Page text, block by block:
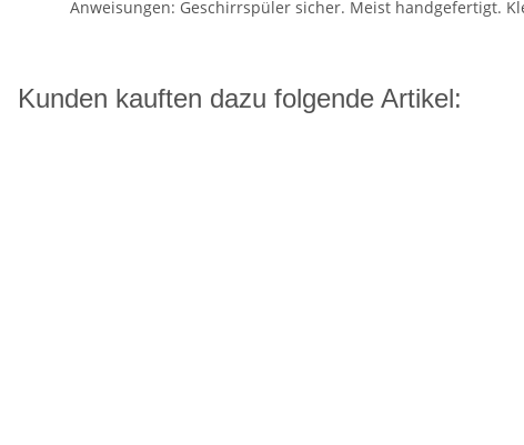
Anweisungen: Geschirrspüler sicher. Meist handgefertigt.
Kunden kauften dazu folgende Artikel: